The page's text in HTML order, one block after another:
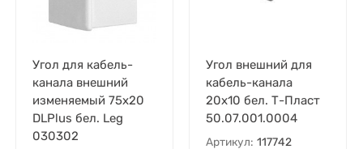
Угол для кабель-
канала внешний
изменяемый 75х20
DLPlus бел. Leg
030302
Угол внешний для
кабель-канала
20х10 бел. Т-Пласт
50.07.001.0004
Артикул: 117742